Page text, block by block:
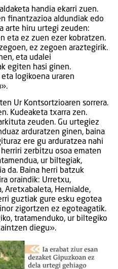
handia ekarri zuen.
finantzazioa aldundiak edo
arte hiru urtegi zeuden:
eta ez zuen ezer kobratzen.
ez zegoen araztegirik.
eta udalei
egiten hasi ginen.
logikoena uraren
Ur Kontsortzioaren sorrera.
Kudeaketa txarra zen.
zeuden. Gu urtegiez
arduratzen ginen, baina
ere gu arduratzea nahi
zerbitzu osoa ematen
ur biltegiak,
da. Baina herri batzuk
oraindik: Urretxu,
Aretxabaleta, Hernialde,
guztiak gure esku egotea
zigortzen ez egoteagatik.
tratamenduko, ur biltegiko
diegu».